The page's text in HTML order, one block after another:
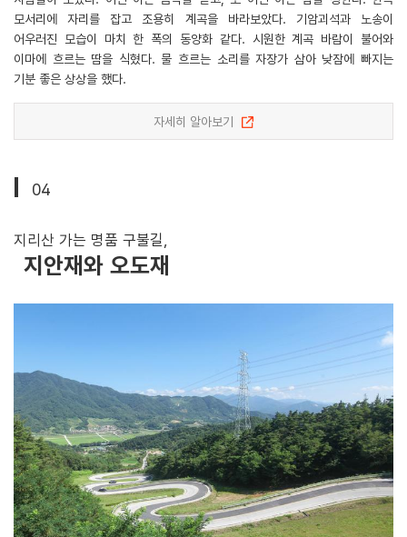
모서리에 자리를 잡고 조용히 계곡을 바라보았다. 기암괴석과 노송이
어우러진 모습이 마치 한 폭의 동양화 같다. 시원한 계곡 바람이 불어와
이마에 흐르는 땀을 식혔다. 물 흐르는 소리를 자장가 삼아 낮잠에 빠지는
기분 좋은 상상을 했다.
자세히 알아보기
04
지리산 가는 명품 구불길,
지안재와 오도재